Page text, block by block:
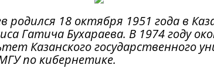
родился 18 октября 1951 года в
Гатича Бухараева. В 1974 году
Казанского государственного
по кибернетике.